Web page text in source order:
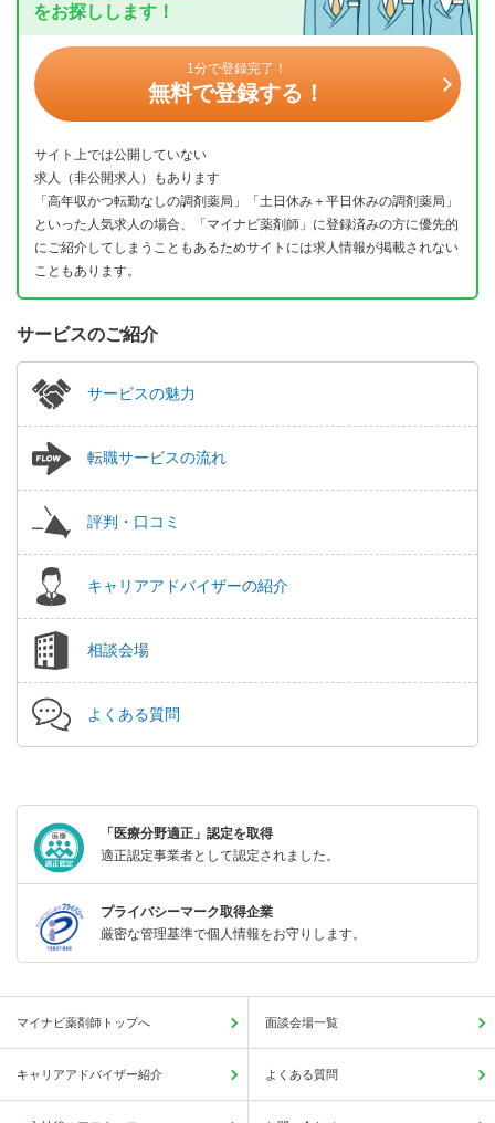
をお探しします！
1分で登録完了！
無料で登録する！
サイト上では公開していない
求人（非公開求人）もあります
「高年収かつ転勤なしの調剤薬局」「土日休み＋平日休みの調剤薬局」
といった人気求人の場合、「マイナビ薬剤師」に登録済みの方に優先的
にご紹介してしまうこともあるためサイトには求人情報が掲載されない
こともあります。
サービスのご紹介
サービスの魅力
転職サービスの流れ
評判・口コミ
キャリアアドバイザーの紹介
相談会場
よくある質問
「医療分野適正」認定を取得
適正認定事業者として認定されました。
プライバシーマーク取得企業
厳密な管理基準で個人情報をお守りします。
マイナビ薬剤師トップへ 面談会場一覧
キャリアアドバイザー紹介 よくある質問